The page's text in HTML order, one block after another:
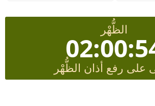
الظُّهْر
على رفع أذان الظُّهْر